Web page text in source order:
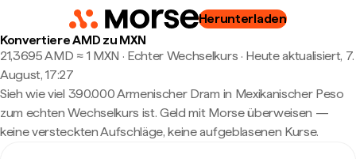
Herunterladen
Konvertiere AMD zu MXN
21,3695 AMD ≈ 1 MXN · Echter Wechselkurs · Heute aktualisiert, 7.
August, 17:27
Sieh wie viel 390.000 Armenischer Dram in Mexikanischer Peso
zum echten Wechselkurs ist. Geld mit Morse überweisen —
keine versteckten Aufschläge, keine aufgeblasenen Kurse.